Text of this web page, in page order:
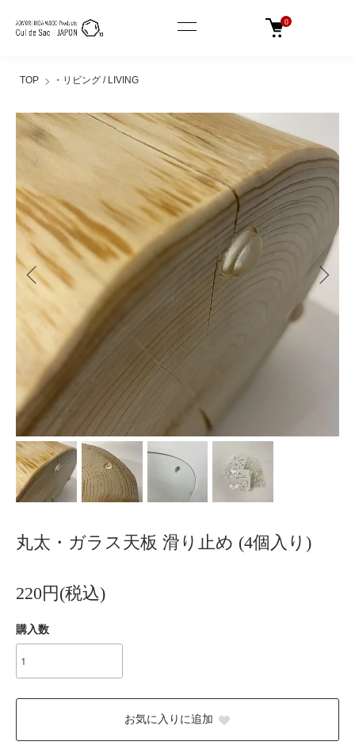
0
TOP ・リビング / LIVING
丸太・ガラス天板 滑り止め (4個入り)
220円(税込)
購入数
お気に入りに追加